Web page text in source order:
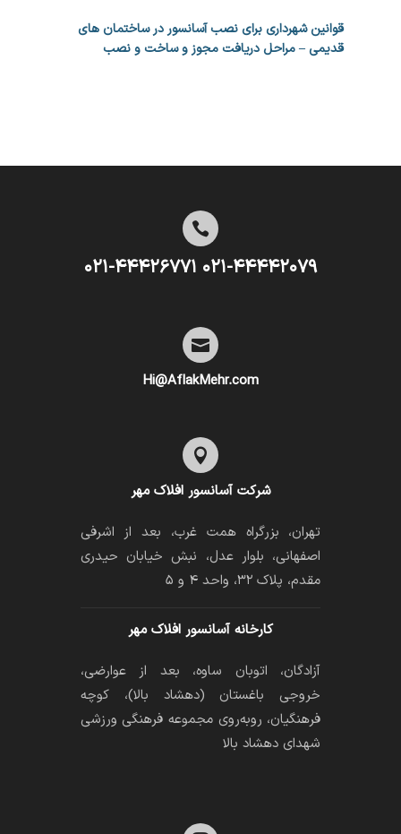
قوانین شهرداری برای نصب آسانسور در ساختمان های
قدیمی – مراحل دریافت مجوز و ساخت و نصب

۰۲۱-۴۴۴۴۲۰۷۹ ۰۲۱-۴۴۴۲۶۷۷۱

Hi@AflakMehr.com

شرکت آسانسور افلاک مهر
تهران، بزرگراه همت غرب، بعد از اشرفی
اصفهانی، بلوار عدل، نبش خیابان حیدری
مقدم، پلاک ۳۲، واحد ۴ و ۵
کارخانه آسانسور افلاک مهر
آزادگان، اتوبان ساوه، بعد از عوارضی،
خروجی باغستان (دهشاد بالا)، کوچه
فرهنگیان، رو‌به‌روی مجموعه فرهنگی ورزشی
شهدای دهشاد بالا